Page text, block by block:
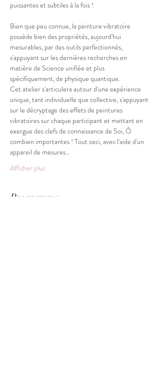
Bien que peu connue, la peinture vibratoire
possède bien des propriétés, aujourd'hui
mesurables, par des outils perfectionnés,
s'appuyant sur les dernières recherches en
matière de Science unifiée et plus
spécifiquement, de physique quantique.
Cet atelier s'articulera autour d'une expérience
unique, tant individuelle que collective, s'appuyant
sur le décryptage des effets de peintures
vibratoires sur chaque participant et mettant en
exergue des clefs de connaissance de Soi, Ô
combien importantes ! Tout ceci, avec l'aide d'un
appareil de mesures…
Afficher plus
Programme